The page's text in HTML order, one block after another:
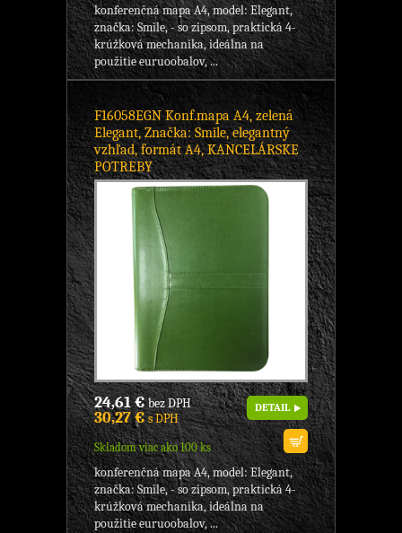
konferenčná mapa A4, model: Elegant,
značka: Smile, - so zipsom, praktická 4-
krúžková mechanika, ideálna na
použitie euruoobalov, ...
F16058EGN Konf.mapa A4, zelená
Elegant, Značka: Smile, elegantný
vzhľad, formát A4, KANCELÁRSKE
POTREBY
24,61 €bez DPH
30,27 €s DPH
Skladom viac ako 100 ks
DETAIL
konferenčná mapa A4, model: Elegant,
značka: Smile, - so zipsom, praktická 4-
krúžková mechanika, ideálna na
použitie euruoobalov, ...